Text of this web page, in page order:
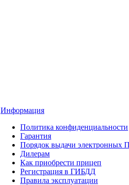
Информация
Политика конфиденциальности
Гарантия
Порядок выдачи электронных
Дилерам
Как приобрести прицеп
Регистрация в ГИБДД
Правила эксплуатации